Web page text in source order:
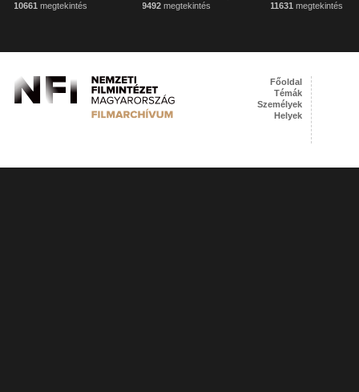
10661 megtekintés
9492 megtekintés
11631 megtekintés
Főoldal
Témák
Személyek
Helyek